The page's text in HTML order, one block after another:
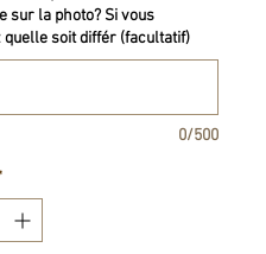
sur la photo? Si vous
quelle soit différ (facultatif)
0/500